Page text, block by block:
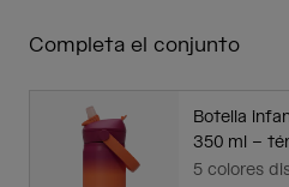
Completa el conjunto
Botella
350 ml –
5 colores